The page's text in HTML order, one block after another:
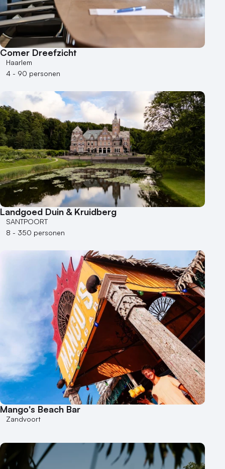
Theater
Varende locatie
Comer Dreefzicht
Haarlem
4 - 90 personen
Landgoed Duin & Kruidberg
SANTPOORT
8 - 350 personen
Mango's Beach Bar
Zandvoort